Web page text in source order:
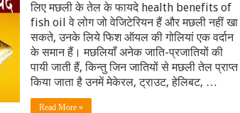
लिए मछली के तेल के फायदे health benefits of
fish oil वे लोग जो वेजिटेरियन हैं और मछली नहीं खा
सकते, उनके लिये फिश ऑयल की गोलियां एक वर्दान
के समान हैं। मछलियाँ अनेक जाति-प्रजातियों की
पायी जाती हैं, किन्तु जिन जातियों से मछली तेल प्राप्त
किया जाता है उनमें मेकेरल, ट्राउट, हेलिबट, …
Read More »